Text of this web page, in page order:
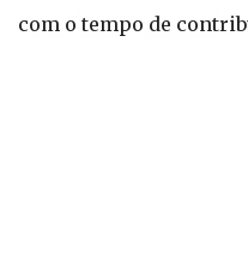
com o tempo de